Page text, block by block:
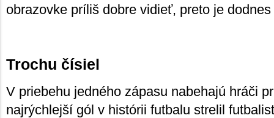
obrazovke príliš dobre vidieť, preto je
Trochu čísiel
V priebehu jedného zápasu nabehajú hráči
najrýchlejší gól v histórii futbalu strelil